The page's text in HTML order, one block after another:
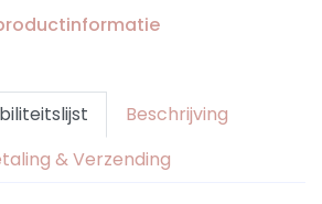
Beschrijving
& Verzending